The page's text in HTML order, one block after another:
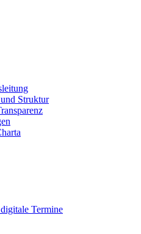
Struktur
Termine